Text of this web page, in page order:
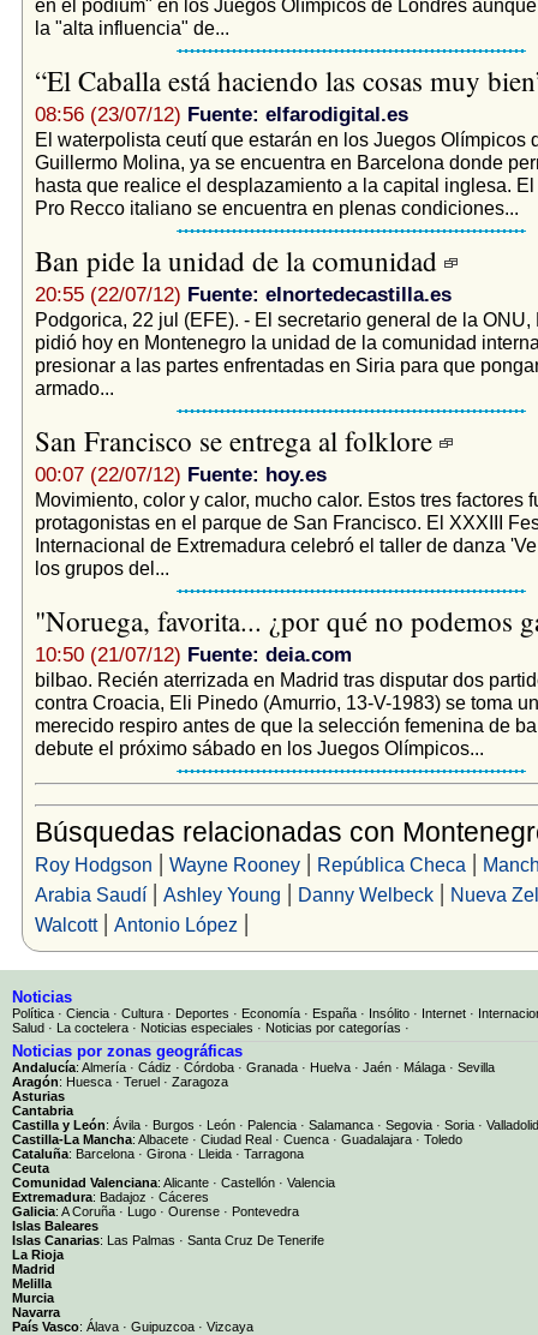
en el podium" en los Juegos Olímpicos de Londres
la "alta influencia" de...
“El Caballa está haciendo las cosas muy
08:56 (23/07/12) Fuente: elfarodigital.es
El waterpolista ceutí que estarán en los Juegos Olímpicos
Guillermo Molina, ya se encuentra en Barcelona donde
hasta que realice el desplazamiento a la capital inglesa.
Pro Recco italiano se encuentra en plenas condiciones...
Ban pide la unidad de la comunidad
20:55 (22/07/12) Fuente: elnortedecastilla.es
Podgorica, 22 jul (EFE). - El secretario general de la ONU,
pidió hoy en Montenegro la unidad de la comunidad
presionar a las partes enfrentadas en Siria para que
armado...
San Francisco se entrega al folklore
00:07 (22/07/12) Fuente: hoy.es
Movimiento, color y calor, mucho calor. Estos tres factores
protagonistas en el parque de San Francisco. El XXXIII
Internacional de Extremadura celebró el taller de danza
los grupos del...
"Noruega, favorita... ¿por qué no podemos
10:50 (21/07/12) Fuente: deia.com
bilbao. Recién aterrizada en Madrid tras disputar dos
contra Croacia, Eli Pinedo (Amurrio, 13-V-1983) se toma
merecido respiro antes de que la selección femenina de
debute el próximo sábado en los Juegos Olímpicos...
Búsquedas relacionadas con
Roy Hodgson | Wayne Rooney| República Checa |
Arabia Saudí| Ashley Young | Danny Welbeck| Nueva
Walcott| Antonio López |
Noticias
Política · Ciencia · Cultura · Deportes · Economía · España · Insólito · Internet ·
Salud · La coctelera · Noticias especiales · Noticias por categorías ·
Noticias por zonas geográficas
Andalucía: Almería · Cádiz · Córdoba · Granada · Huelva · Jaén · Málaga · Sevilla
Aragón: Huesca · Teruel · Zaragoza
Asturias
Cantabria
Castilla y León: Ávila · Burgos · León · Palencia · Salamanca · Segovia · Soria · Valladolid
Castilla-La Mancha: Albacete · Ciudad Real · Cuenca · Guadalajara · Toledo
Cataluña: Barcelona · Girona · Lleida · Tarragona
Ceuta
Comunidad Valenciana: Alicante · Castellón · Valencia
Extremadura: Badajoz · Cáceres
Galicia: A Coruña · Lugo · Ourense · Pontevedra
Islas Baleares
Islas Canarias: Las Palmas · Santa Cruz De Tenerife
La Rioja
Madrid
Melilla
Murcia
Navarra
País Vasco: Álava · Guipuzcoa · Vizcaya